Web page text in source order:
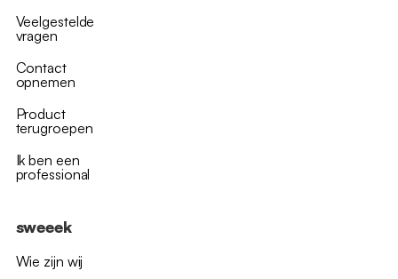
Veelgestelde
vragen
Contact
opnemen
Product
terugroepen
Ik ben een
professional
sweeek
Wie zijn wij